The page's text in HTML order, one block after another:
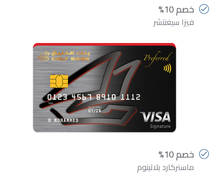
خصم 10%
فيزا سيغنتشر
خصم 10%
ماستركارد بلاتينوم